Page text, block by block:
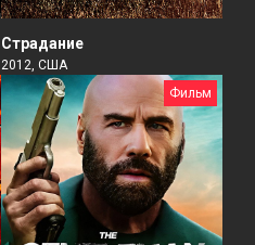
Страдание
2012, США
Фильм